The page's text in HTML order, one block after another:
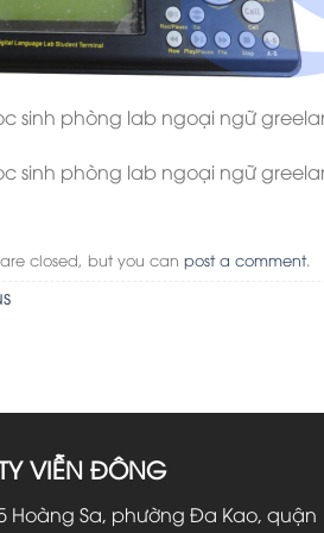
sinh phòng lab ngoại ngữ
sinh phòng lab ngoại ngữ
closed, but you can post a comment.
VIỄN ĐÔNG
Hoàng Sa, phường Đa Kao, quận